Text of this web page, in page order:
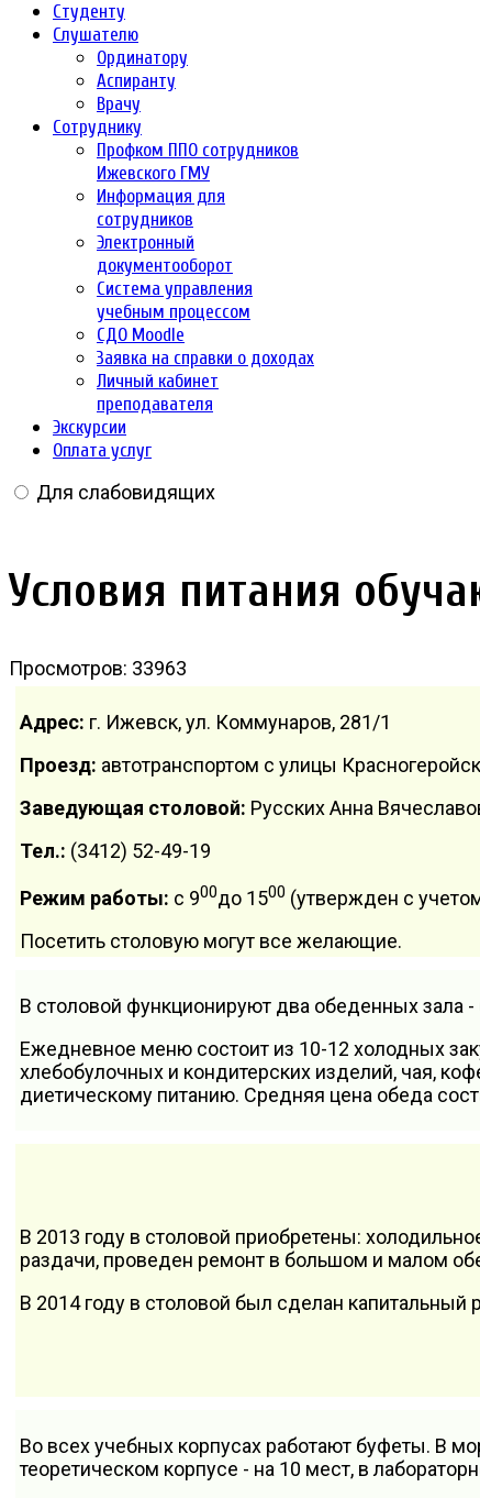
Студенту
Слушателю
Ординатору
Аспиранту
Врачу
Сотруднику
Профком ППО сотрудников
Ижевского ГМУ
Информация для
сотрудников
Электронный
документооборот
Система управления
учебным процессом
СДО Moodle
Заявка на справки о доходах
Личный кабинет
преподавателя
Экскурсии
Оплата услуг
Для слабовидящих
Условия питания
Просмотров: 33963
Адрес: г. Ижевск, ул. Коммунаров, 281/1
Проезд: автотранспортом с улицы
Заведующая столовой: Русских Анна
Тел.: (3412) 52-49-19
Режим работы: с 900до 1500 (утвержден с
Посетить столовую могут все желающие.
В столовой функционируют два обеденных зала
Ежедневное меню состоит из 10-12 холодных
хлебобулочных и кондитерских изделий, чая,
диетическому питанию. Средняя цена обеда
В 2013 году в столовой приобретены:
раздачи, проведен ремонт в большом и малом
В 2014 году в столовой был сделан капитальный
Во всех учебных корпусах работают буфеты. В
теоретическом корпусе - на 10 мест, в